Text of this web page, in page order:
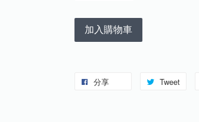
加入購物車
分享 Tweet